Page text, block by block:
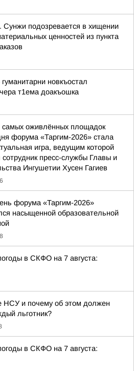
Сунжи подозревается в хищении
ценностей из пункта
новкъостал
т1ема доакъошка
самых оживлённых площадок
форума «Таргим-2026» стала
игра, ведущим которой
сотрудник пресс-службы Главы и
Ингушетии Хусен Гагиев
форума «Таргим-2026»
насыщенной образовательной
в СКФО на 7 августа:
НСУ и почему об этом должен
льготник?
в СКФО на 7 августа: